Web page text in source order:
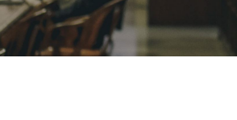
الشئون الأكاديمية
البحث العلمي